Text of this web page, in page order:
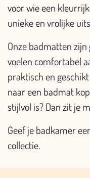
voor wie een
unieke en vrolijke
Onze badmatten
voelen comfortabel
praktisch en
naar een badmat
stijlvol is? Dan zit je
Geef je badkamer
collectie.